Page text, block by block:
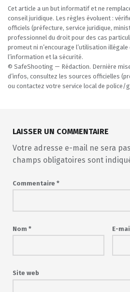
Cet article a un but informatif et ne
conseil juridique. Les règles évoluent :
officiels (préfecture, service juridique,
professionnel du droit pour des cas
promeut ni n’encourage l’utilisation illégale
l’information et la sécurité.
© SafeShooting — Rédaction. Dernière
d’infos, consultez les sources officielles
ou contactez votre service local de police/
LAISSER UN COMMENTAIRE
Votre adresse e-mail ne sera
champs obligatoires sont
Commentaire *
Nom * E-
Site web